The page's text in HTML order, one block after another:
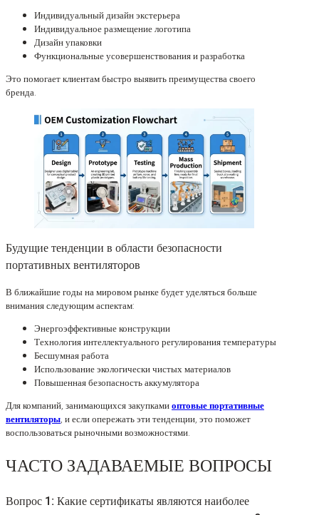
Индивидуальный дизайн экстерьера
Индивидуальное размещение логотипа
Дизайн упаковки
Функциональные усовершенствования и разработка
Это помогает клиентам быстро выявить преимущества своего
бренда.
Будущие тенденции в области безопасности
портативных вентиляторов
В ближайшие годы на мировом рынке будет уделяться больше
внимания следующим аспектам:
Энергоэффективные конструкции
Технология интеллектуального регулирования температуры
Бесшумная работа
Использование экологически чистых материалов
Повышенная безопасность аккумулятора
Для компаний, занимающихся закупкамиоптовые портативные
вентиляторы, и если опережать эти тенденции, это поможет
воспользоваться рыночными возможностями.
ЧАСТО ЗАДАВАЕМЫЕ ВОПРОСЫ
Вопрос 1: Какие сертификаты являются наиболее